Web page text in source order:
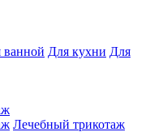
ванной Для кухни Для
Лечебный трикотаж